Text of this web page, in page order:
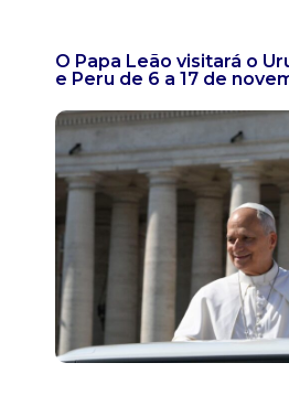
O Papa Leão visitará o
e Peru de 6 a 17 de